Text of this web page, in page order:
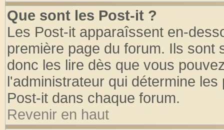
Que sont les Post-it ?
Les Post-it apparaîssent en-
première page du forum. Ils
donc les lire dès que vous
l'administrateur qui détermine
Post-it dans chaque forum.
Revenir en haut